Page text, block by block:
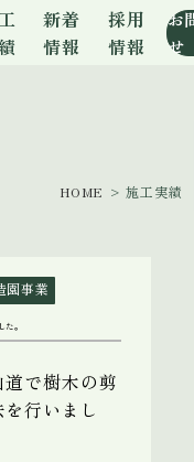
新着
情報
採用
情報
お
せ
HOME > 施工実績
園事業
た。
で樹木の剪
行いまし